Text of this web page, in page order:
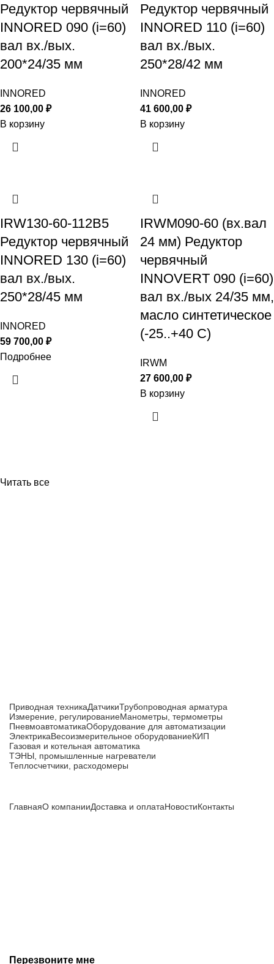
Редуктор червячный
INNORED 090 (i=60)
вал вх./вых.
200*24/35 мм
INNORED
26 100,00 ₽
В корзину
Редуктор червячный
INNORED 110 (i=60)
вал вх./вых.
250*28/42 мм
INNORED
41 600,00 ₽
В корзину
IRW130-60-112B5
Редуктор червячный
INNORED 130 (i=60)
вал вх./вых.
250*28/45 мм
INNORED
59 700,00 ₽
Подробнее
IRWM090-60 (вх.вал
24 мм) Редуктор
червячный
INNOVERT 090 (i=60)
вал вх./вых 24/35 мм,
масло синтетическое
(-25..+40 С)
IRWM
27 600,00 ₽
В корзину
Читать все
Приводная техникаДатчикиТрубопроводная арматура
Измерение, регулированиеМанометры, термометры
ПневмоавтоматикаОборудование для автоматизации
ЭлектрикаВесоизмерительное оборудованиеКИП
Газовая и котельная автоматика
ТЭНЫ, промышленные нагреватели
Теплосчетчики, расходомеры
ГлавнаяО компанииДоставка и оплатаНовостиКонтакты
Перезвоните мне